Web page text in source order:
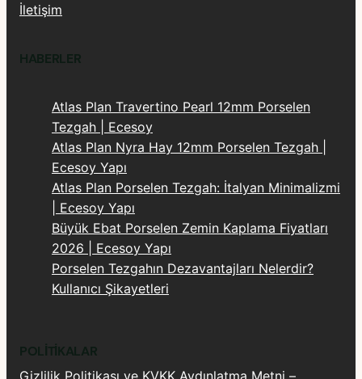
İletişim
HABERLER
Atlas Plan Travertino Pearl 12mm Porselen
Tezgah | Ecesoy
Atlas Plan Nyra Hay 12mm Porselen Tezgah |
Ecesoy Yapı
Atlas Plan Porselen Tezgah: İtalyan Minimalizmi
| Ecesoy Yapı
Büyük Ebat Porselen Zemin Kaplama Fiyatları
2026 | Ecesoy Yapı
Porselen Tezgahın Dezavantajları Nelerdir?
Kullanıcı Şikayetleri
POLITIKALAR
Gizlilik Politikası ve KVKK Aydınlatma Metni –